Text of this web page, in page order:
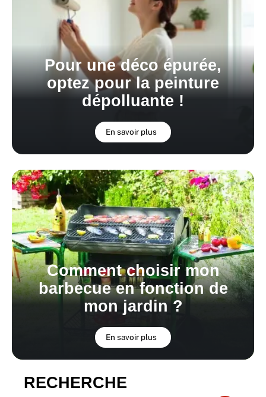
Pour une déco épurée,
optez pour la peinture
dépolluante !
En savoir plus
Comment choisir mon
barbecue en fonction de
mon jardin ?
En savoir plus
RECHERCHE